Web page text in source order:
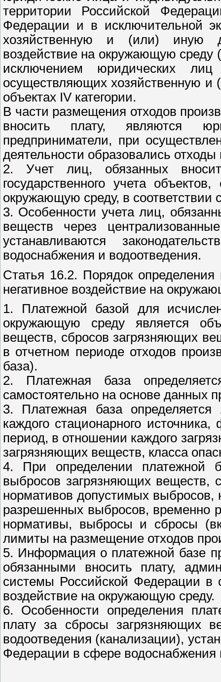
территории Российской
Федерации и в исключительной
хозяйственную и (или) иную
воздействие на окружающую среду
исключением юридических
осуществляющих хозяйственную и
объектах IV категории.
В части размещения отходов
вносить плату, являются
предприниматели, при
деятельности образовались
2. Учет лиц, обязанных
государственного учета
окружающую среду, в
3. Особенности учета лиц,
веществ через
устанавливаются
водоснабжения и водоотведения.
Статья 16.2. Порядок
негативное воздействие на
1. Платежной базой для
окружающую среду является
веществ, сбросов загрязняющих
в отчетном периоде отходов
база).
2. Платежная база
самостоятельно на основе данных
3. Платежная база
каждого стационарного
период, в отношении каждого
загрязняющих веществ, класса
4. При определении платежной
выбросов загрязняющих веществ,
нормативов допустимых
разрешенных выбросов, временно
нормативы, выбросы и сбросы
лимиты на размещение отходов
5. Информация о платежной базе
обязанными вносить плату,
системы Российской Федерации в
воздействие на окружающую среду.
6. Особенности определения
плату за сбросы загрязняющих
водоотведения (канализации),
Федерации в сфере водоснабжения